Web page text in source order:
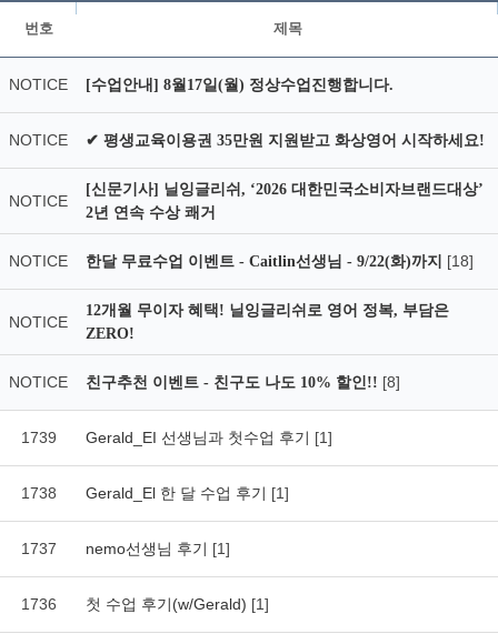
번호 제목
NOTICE [수업안내] 8월17일(월) 정상수업진행합니다.
NOTICE ✔ 평생교육이용권 35만원 지원받고 화상영어 시작하세요!
NOTICE
[신문기사] 닐잉글리쉬, ‘2026 대한민국소비자브랜드대상’
2년 연속 수상 쾌거
NOTICE 한달 무료수업 이벤트 - Caitlin선생님 - 9/22(화)까지 [18]
NOTICE
12개월 무이자 혜택! 닐잉글리쉬로 영어 정복, 부담은
ZERO!
NOTICE 친구추천 이벤트 - 친구도 나도 10% 할인!! [8]
1739 Gerald_EI 선생님과 첫수업 후기 [1]
1738 Gerald_El 한 달 수업 후기 [1]
1737 nemo선생님 후기 [1]
1736 첫 수업 후기(w/Gerald) [1]